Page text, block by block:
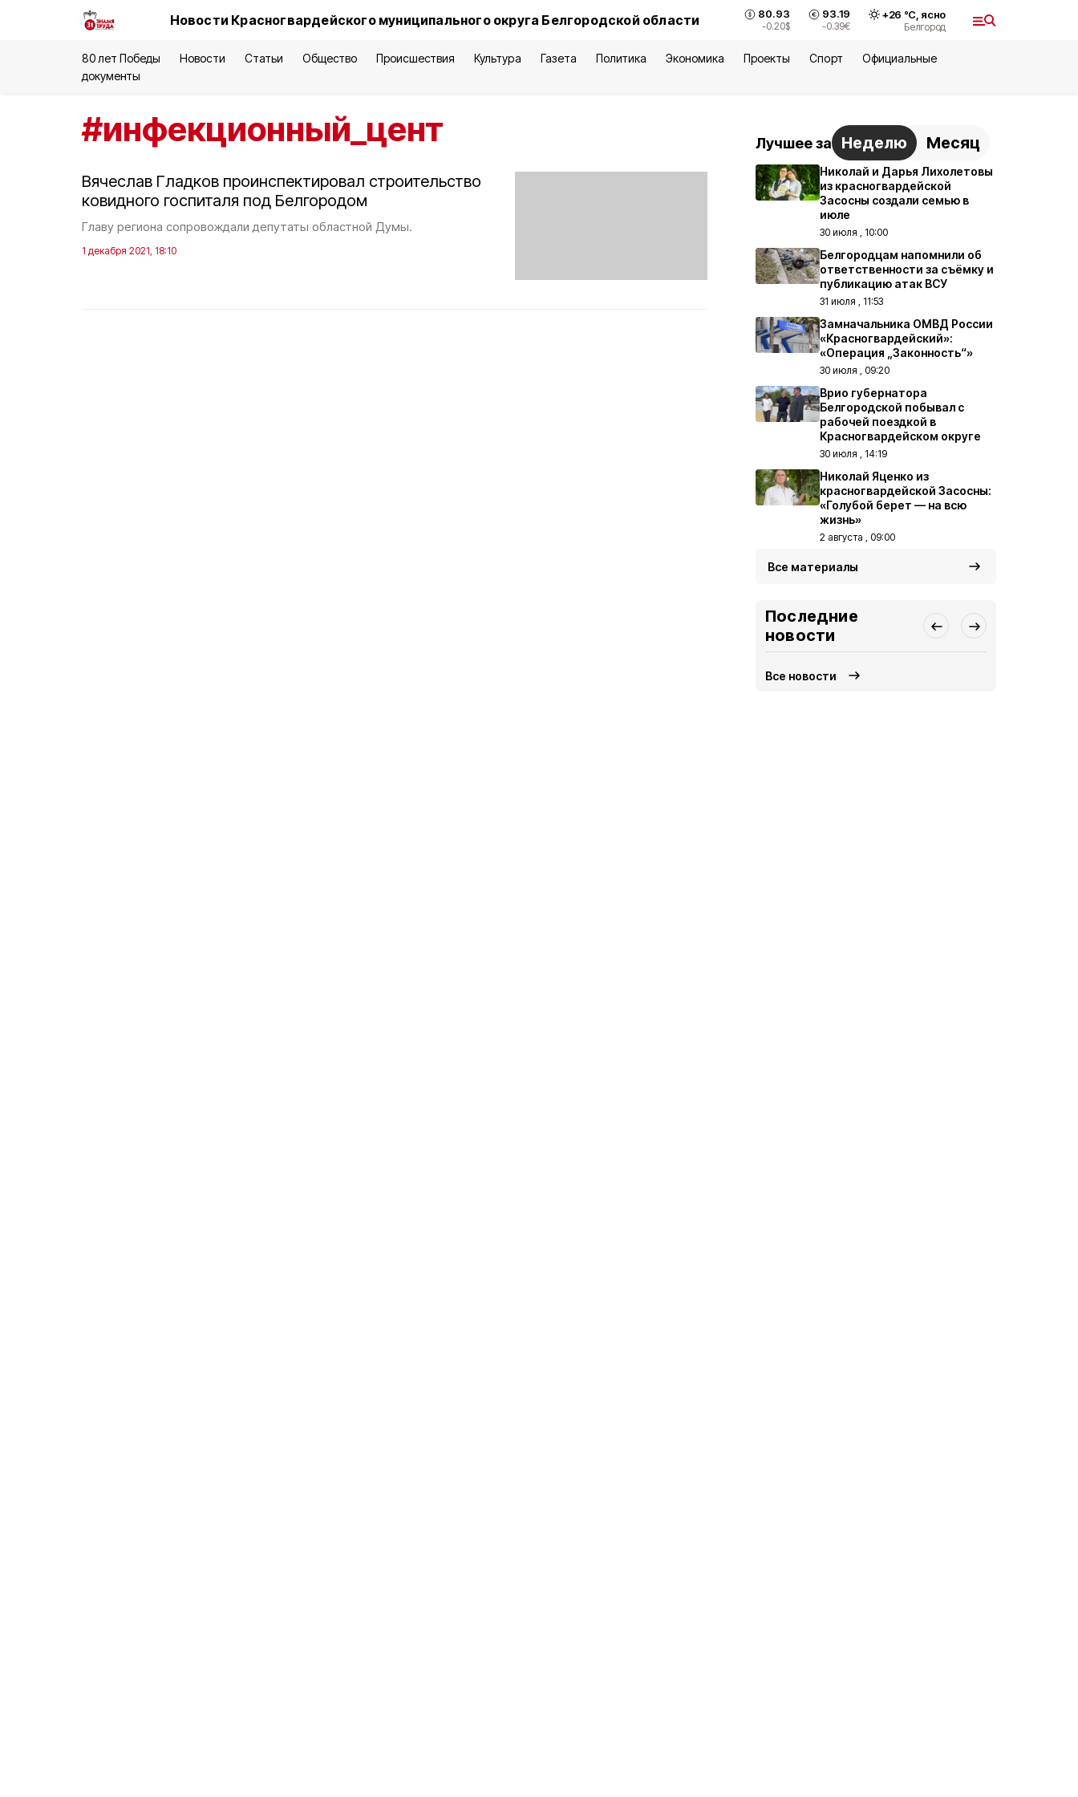
Новости Красногвардейского муниципального округа Белгородской области 80.93
-0.20$
93.19
-0.39€
+26 °С, ясно
Белгород
80 лет Победы Новости Статьи Общество Происшествия Культура Газета Политика Экономика Проекты Спорт
Официальные
документы
#инфекционный_цент
Вячеслав Гладков проинспектировал строительство
ковидного госпиталя под Белгородом
Главу региона сопровождали депутаты областной Думы.
1 декабря 2021, 18:10
Лучшее за Неделю Месяц
Николай и Дарья Лихолетовы
из красногвардейской
Засосны создали семью в
июле
30 июля , 10:00
Белгородцам напомнили об
ответственности за съёмку и
публикацию атак ВСУ
31 июля , 11:53
Замначальника ОМВД России
«Красногвардейский»:
«Операция „Законность“»
30 июля , 09:20
Врио губернатора
Белгородской побывал с
рабочей поездкой в
Красногвардейском округе
30 июля , 14:19
Николай Яценко из
красногвардейской Засосны:
«Голубой берет — на всю
жизнь»
2 августа , 09:00
Все материалы
Последние
новости
Все новости